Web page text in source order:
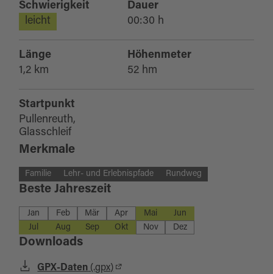
Schwierigkeit
leicht
Dauer
00:30 h
Länge
1,2 km
Höhenmeter
52 hm
Startpunkt
Pullenreuth,
Glasschleif
Merkmale
Familie Lehr- und Erlebnispfade Rundweg
Beste Jahreszeit
Jan Feb Mär Apr Mai
Jun
Jul
Aug Sep Okt Nov Dez
Downloads
GPX-Daten (.gpx)